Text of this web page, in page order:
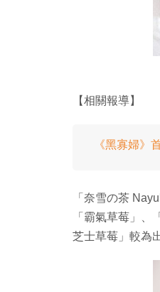
【相關報導】
《黑寡婦》
「奈雪の茶
「霸氣草莓」
芝士草莓」較為